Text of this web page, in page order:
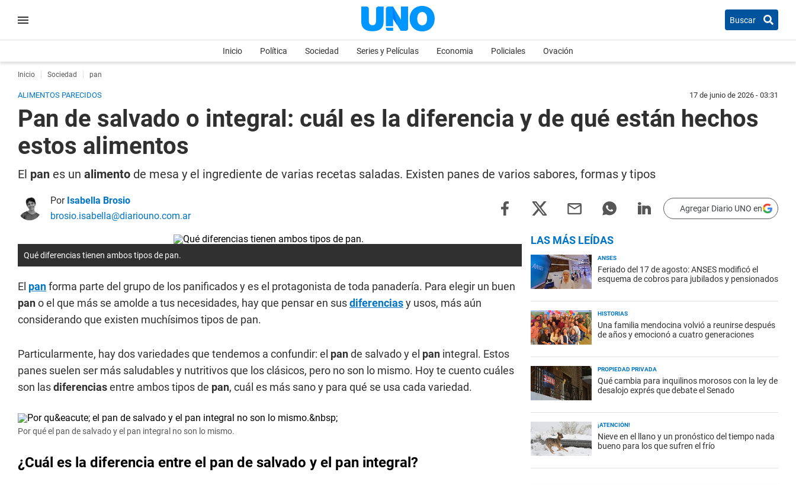
Buscar
Inicio Política Sociedad Series y Películas Economia Policiales Ovación
Inicio Sociedad pan
ALIMENTOS PARECIDOS 17 de junio de 2026 - 03:31
Pan de salvado o integral: cuál es la diferencia y de qué están hechos
estos alimentos
El pan es un alimento de mesa y el ingrediente de varias recetas saladas. Existen panes de varios sabores, formas y tipos
Por Isabella Brosio
brosio.isabella@diariouno.com.ar
Agregar Diario UNO en
Qué diferencias tienen ambos tipos de pan.
El panforma parte del grupo de los panificados y es el protagonista de toda panadería. Para elegir un buen
pano el que más se amolde a tus necesidades, hay que pensar en susdiferenciasy usos, más aún
considerando que existen muchísimos tipos de pan.
Particularmente, hay dos variedades que tendemos a confundir: el pande salvado y el pan integral. Estos
panes suelen ser más saludables y nutritivos que los clásicos, pero no son lo mismo. Hoy te cuento cuáles
son lasdiferenciasentre ambos tipos de pan, cuál es más sano y para qué se usa cada variedad.
Por qué el pan de salvado y el pan integral no son lo mismo.
¿Cuál es la diferencia entre el pan de salvado y el pan integral?
LAS MÁS LEÍDAS
ANSES
Feriado del 17 de agosto: ANSES modificó el
esquema de cobros para jubilados y pensionados
HISTORIAS
Una familia mendocina volvió a reunirse después
de años y emocionó a cuatro generaciones
PROPIEDAD PRIVADA
Qué cambia para inquilinos morosos con la ley de
desalojo exprés que debate el Senado
¡ATENCIÓN!
Nieve en el llano y un pronóstico del tiempo nada
bueno para los que sufren el frío